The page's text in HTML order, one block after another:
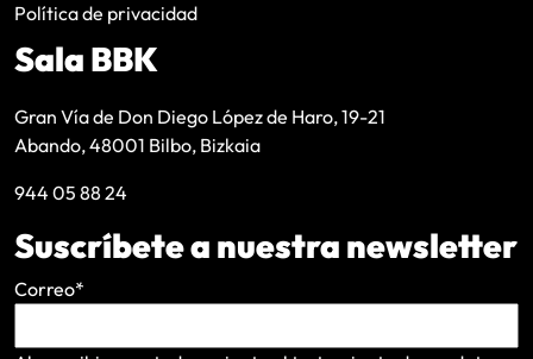
Política de privacidad
Sala BBK
Gran Vía de Don Diego López de Haro, 19-21
Abando, 48001 Bilbo, Bizkaia
944 05 88 24
Suscríbete a nuestra newsletter
Correo*